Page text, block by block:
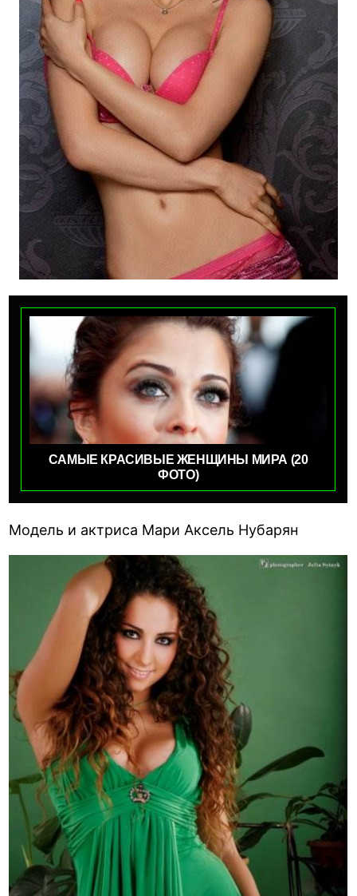
САМЫЕ КРАСИВЫЕ ЖЕНЩИНЫ МИРА (20
ФОТО)
Модель и актриса Мари Аксель Нубарян